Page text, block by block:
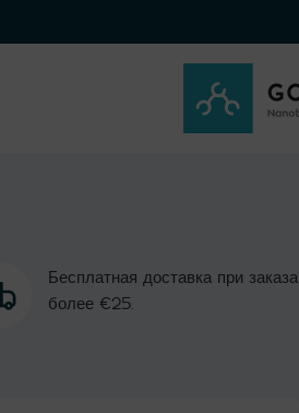
Бесплатная доставка при заказа
более €25.